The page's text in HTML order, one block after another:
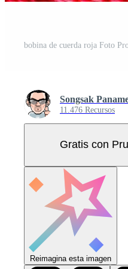
bobina de cuerda roja Foto
Songsak
11.476 Recursos
Gratis con
Reimagina esta imagen